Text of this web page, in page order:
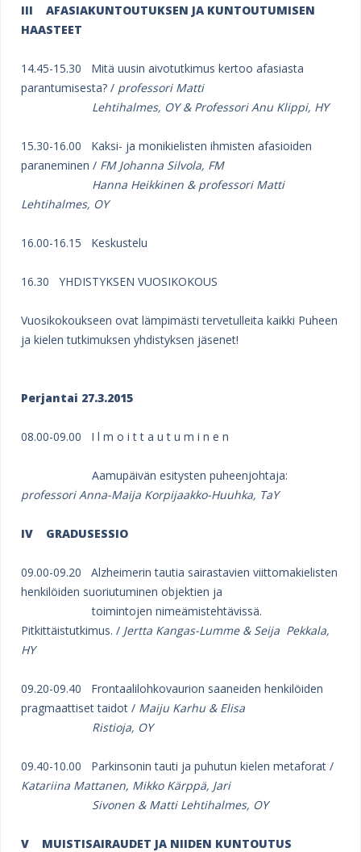
III AFASIAKUNTOUTUKSEN JA KUNTOUTUMISEN
HAASTEET
14.45-15.30 Mitä uusin aivotutkimus kertoo afasiasta
parantumisesta? / professori Matti
Lehtihalmes, OY & Professori Anu Klippi, HY
15.30-16.00 Kaksi- ja monikielisten ihmisten afasioiden
paraneminen / FM Johanna Silvola, FM
Hanna Heikkinen & professori Matti
Lehtihalmes, OY
16.00-16.15 Keskustelu
16.30 YHDISTYKSEN VUOSIKOKOUS
Vuosikokoukseen ovat lämpimästi tervetulleita kaikki Puheen
ja kielen tutkimuksen yhdistyksen jäsenet!
Perjantai 27.3.2015
08.00-09.00 I l m o i t t a u t u m i n e n
Aamupäivän esitysten puheenjohtaja:
professori Anna-Maija Korpijaakko-Huuhka, TaY
IV GRADUSESSIO
09.00-09.20 Alzheimerin tautia sairastavien viittomakielisten
henkilöiden suoriutuminen objektien ja
toimintojen nimeämistehtävissä.
Pitkittäistutkimus. / Jertta Kangas-Lumme & Seija Pekkala,
HY
09.20-09.40 Frontaalilohkovaurion saaneiden henkilöiden
pragmaattiset taidot / Maiju Karhu & Elisa
Ristioja, OY
09.40-10.00 Parkinsonin tauti ja puhutun kielen metaforat /
Katariina Mattanen, Mikko Kärppä, Jari
Sivonen & Matti Lehtihalmes, OY
V MUISTISAIRAUDET JA NIIDEN KUNTOUTUS